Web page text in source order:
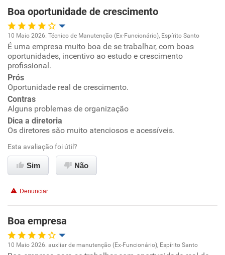
Boa oportunidade de crescimento
Oportunidade de promoção
Conciliação com a vida familiar
Benefícios
Recomenda esta empresa
Recomenda a diretoria
10 Maio 2026. Técnico de Manutenção (Ex-Funcionário), Espírito Santo
É uma empresa muito boa de se trabalhar, com boas
oportunidades, incentivo ao estudo e crescimento
profissional.
Prós
Oportunidade real de crescimento.
Contras
Alguns problemas de organização
Dica a diretoria
Os diretores são muito atenciosos e acessíveis.
Esta avaliação foi útil?
Sim Não
Denunciar
Boa empresa
10 Maio 2026. auxliar de manutenção (Ex-Funcionário), Espírito Santo